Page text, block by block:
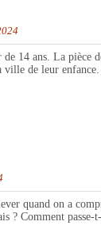
14 ans. La pièce
de leur
quand on a
? Comment passe-